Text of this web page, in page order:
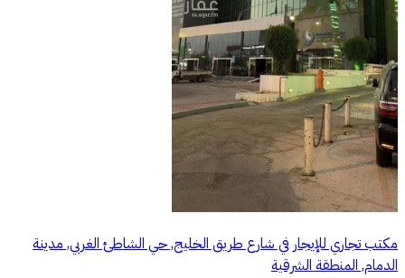
مكتب تجاري للإيجار في شارع طريق الخليج, حي الشاطئ الغربي, مدينة
الدمام, المنطقة الشرقية